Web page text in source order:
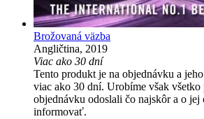
Brožovaná väzba
Angličtina, 2019
Viac ako 30 dní
Tento produkt je na objednávku a
viac ako 30 dní. Urobíme však všetko
objednávku odoslali čo najskôr a o jej
informovať.